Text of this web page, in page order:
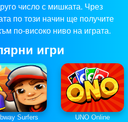
число с мишката. Чрез
по този начин ще получите
по-високо ниво на играта.
игри
Surfers UNO Online